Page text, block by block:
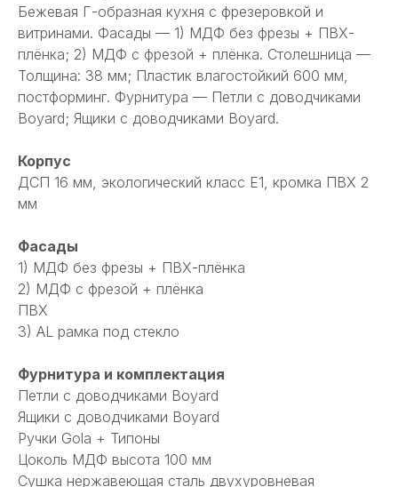
Бежевая Г-образная кухня с фрезеровкой и
витринами. Фасады — 1) МДФ без фрезы + ПВХ-
плёнка; 2) МДФ с фрезой + плёнка. Столешница —
Толщина: 38 мм; Пластик влагостойкий 600 мм,
постформинг. Фурнитура — Петли с доводчиками
Boyard; Ящики с доводчиками Boyard.
Корпус
ДСП 16 мм, экологический класс Е1, кромка ПВХ 2
мм
Фасады
1) МДФ без фрезы + ПВХ-плёнка
2) МДФ с фрезой + плёнка
ПВХ
3) AL рамка под стекло
Фурнитура и комплектация
Петли с доводчиками Boyard
Ящики с доводчиками Boyard
Ручки Gola + Типоны
Цоколь МДФ высота 100 мм
Сушка нержавеющая сталь двухуровневая